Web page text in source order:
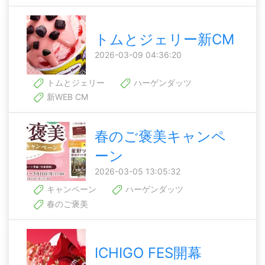
トムとジェリー新CM
2026-03-09 04:36:20
トムとジェリー
ハーゲンダッツ
新WEB CM
春のご褒美キャンペ
ーン
2026-03-05 13:05:32
キャンペーン
ハーゲンダッツ
春のご褒美
ICHIGO FES開幕